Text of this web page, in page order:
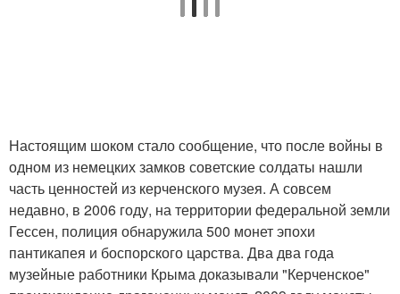
Настоящим шоком стало сообщение, что после войны в
одном из немецких замков советские солдаты нашли
часть ценностей из керченского музея. А совсем
недавно, в 2006 году, на территории федеральной земли
Гессен, полиция обнаружила 500 монет эпохи
пантикапея и боспорского царства. Два два года
музейные работники Крыма доказывали "Керченское"